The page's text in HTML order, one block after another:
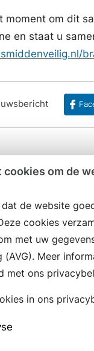
om de
de website
cookies
met uw
(AVG). Meer
met ons
in ons
moment om dit
en staat u